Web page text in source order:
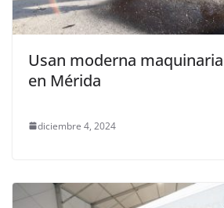
Usan moderna
en Mérida
diciembre 4, 2024